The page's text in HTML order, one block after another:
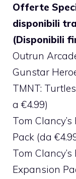
Offerte
disponibili
(Disponibili
Outrun
Gunstar
TMNT:
a €4.99)
Tom
Pack (da
Tom
Expansion